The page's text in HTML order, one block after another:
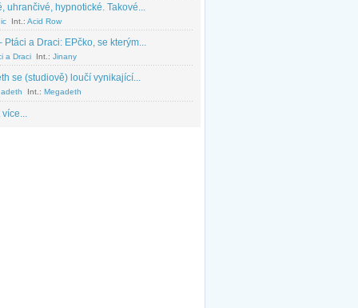
uhrančivé, hypnotické. Takové...
Int.: Acid Row
Ptáci a Draci: EPčko, se kterým...
a Draci Int.: Jinany
se (studiově) loučí vynikající...
Int.: Megadeth